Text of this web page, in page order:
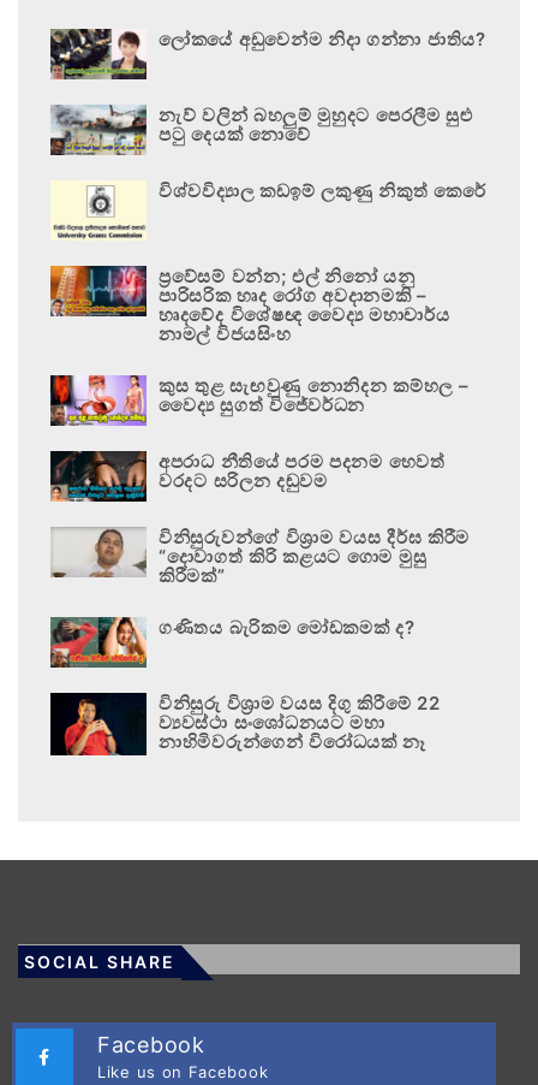
ලෝකයේ අඩුවෙන්ම නිදා ගන්නා ජාතිය?
නැව් වලින් බහලුම් මුහුදට පෙරලීම සුළු
පටු දෙයක් නොවේ
විශ්වවිද්‍යාල කඩඉම් ලකුණු නිකුත් කෙරේ
ප්‍රවේසම් වන්න; එල් නිනෝ යනු
පාරිසරික හෘද රෝග අවදානමකි –
හෘදවේද විශේෂඥ වෛද්‍ය මහාචාර්ය
නාමල් විජයසිංහ
කුස තුළ සැඟවුණු නොනිදන කම්හල –
වෛද්‍ය සුගත් විජේවර්ධන
අපරාධ නීතියේ පරම පදනම හෙවත්
වරදට සරිලන දඬුවම
විනිසුරුවන්ගේ විශ්‍රාම වයස දීර්ඝ කිරීම
“දොවාගත් කිරි කළයට ගොම මුසු
කිරීමක්”
ගණිතය බැරිකම මෝඩකමක් ද?
විනිසුරු විශ්‍රාම වයස දිගු කිරීමේ 22
ව්‍යවස්ථා සංශෝධනයට මහා
නාහිමිවරුන්ගෙන් විරෝධයක් නෑ
SOCIAL SHARE
Facebook
Like us on Facebook